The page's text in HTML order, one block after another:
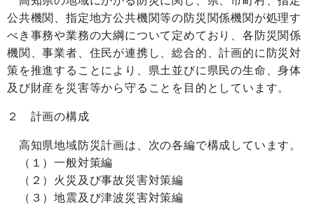
公共機関、指定地方公共機関等の防災関係機関が処理す
べき事務や業務の大綱について定めており、各防災関係
機関、事業者、住民が連携し、総合的、計画的に防災対
策を推進することにより、県土並びに県民の生命、身体
及び財産を災害等から守ることを目的としています。
２ 計画の構成
高知県地域防災計画は、次の各編で構成しています。
（１）一般対策編
（２）火災及び事故災害対策編
（３）地震及び津波災害対策編